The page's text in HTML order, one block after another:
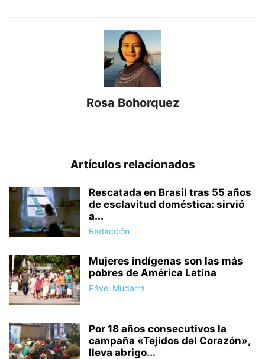
Rosa Bohorquez
Artículos relacionados
Rescatada en Brasil tras 55 años
de esclavitud doméstica: sirvió
a...
Redacción
Mujeres indígenas son las más
pobres de América Latina
Pável Mudarra
Por 18 años consecutivos la
campaña «Tejidos del Corazón»,
lleva abrigo...